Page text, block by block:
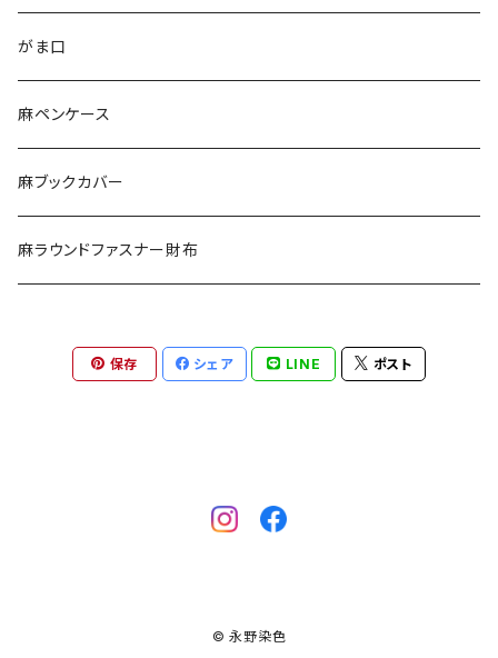
横長手提げ
ポシェット
ポーチ
エチケットポーチ
がま口
麻ペンケース
麻ブックカバー
麻ラウンドファスナー財布
保存 シェア LINE ポスト
© 永野染色